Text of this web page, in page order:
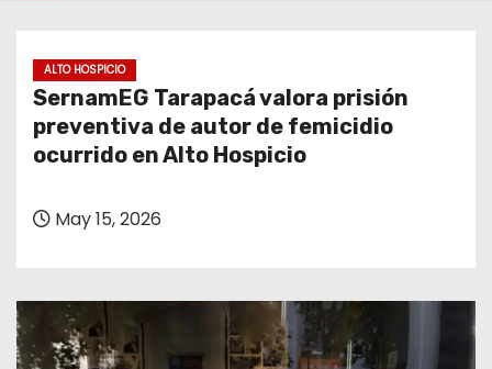
ALTO HOSPICIO
SernamEG Tarapacá valora prisión
preventiva de autor de femicidio
ocurrido en Alto Hospicio
May 15, 2026